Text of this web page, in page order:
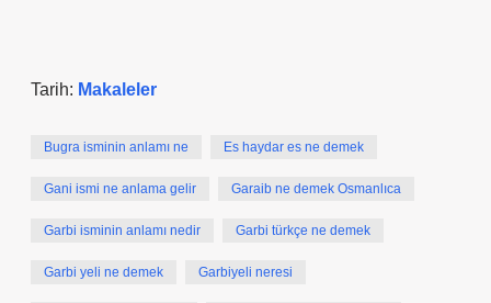
Tarih: Makaleler
Bugra isminin anlamı ne Es haydar es ne demek
Gani ismi ne anlama gelir Garaib ne demek Osmanlıca
Garbi isminin anlamı nedir Garbi türkçe ne demek
Garbi yeli ne demek Garbiyeli neresi